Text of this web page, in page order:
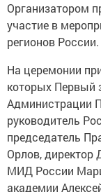
Организатором
участие в
регионов России.
На церемонии
которых Первый
Администрации
руководитель
председатель
Орлов, директор
МИД России
академии